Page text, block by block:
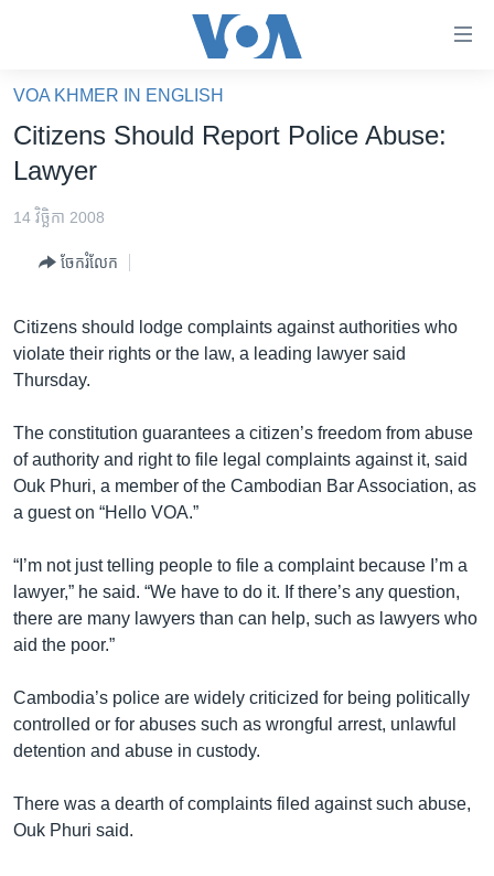
គេហទំព័រ​
ទាក់ទង
និង​
ម្តង
រំលង​
និង​
ទៅ​
ទំព័រ​
រចនា
សម្ព័ន្ធ​
និង​
ចូល​
ទៅ​
កាន់​
ស្វែង​
រក
ហេឡូវីអូអេ
ព្រឹត្តិការណ៍ព័ត៌មាន
ទូរទស្សន៍ / វីដេអូ​
វិទ្យុ / ផតខាសថ៍
កម្មវិធីទាំងអស់
បណ្តាញ​សង្គម
ភាសា
VOA KHMER IN ENGLISH
Citizens Should Report Police Abuse:
Lawyer
14 វិច្ឆិកា 2008
ចែករំលែក
Citizens should lodge complaints against authorities who
violate their rights or the law, a leading lawyer said
Thursday.
The constitution guarantees a citizen’s freedom from abuse
of authority and right to file legal complaints against it, said
Ouk Phuri, a member of the Cambodian Bar Association, as
a guest on “Hello VOA.”
“I’m not just telling people to file a complaint because I’m a
lawyer,” he said. “We have to do it. If there’s any question,
there are many lawyers than can help, such as lawyers who
aid the poor.”
Cambodia’s police are widely criticized for being politically
controlled or for abuses such as wrongful arrest, unlawful
detention and abuse in custody.
There was a dearth of complaints filed against such abuse,
Ouk Phuri said.